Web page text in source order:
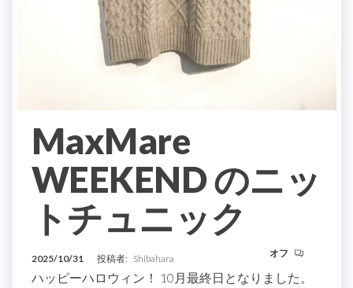
MaxMare
WEEKEND のニッ
トチュニック
2025/10/31 投稿者: Shibahara オフ
ハッピーハロウィン！ 10月最終日となりました。